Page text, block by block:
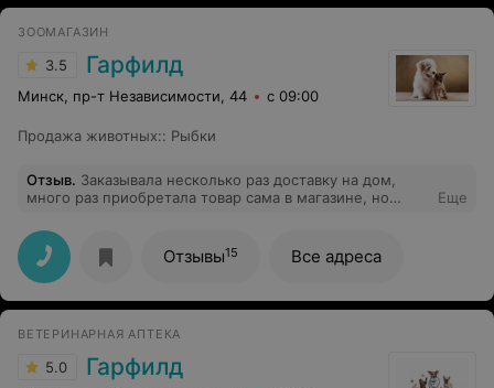
ЗООМАГАЗИН
3.5 Гарфилд
Минск, пр-т Независимости, 44 с 09:00
Продажа животных:: Рыбки
Отзыв. Заказывала несколько раз доставку на дом,
много раз приобретала товар сама в магазине, но
очередной раз оформляла заказ на доставку корма (10
кг), сайт не грузился, решила позвонить и по телефону
оформить, принимали у меня заказ и нагрубили, от
такой пассивной агрессии и злобы, больше нет
желания что-либо заказывать.
Еще
Отзывы15 Все адреса
ВЕТЕРИНАРНАЯ АПТЕКА
5.0 Гарфилд